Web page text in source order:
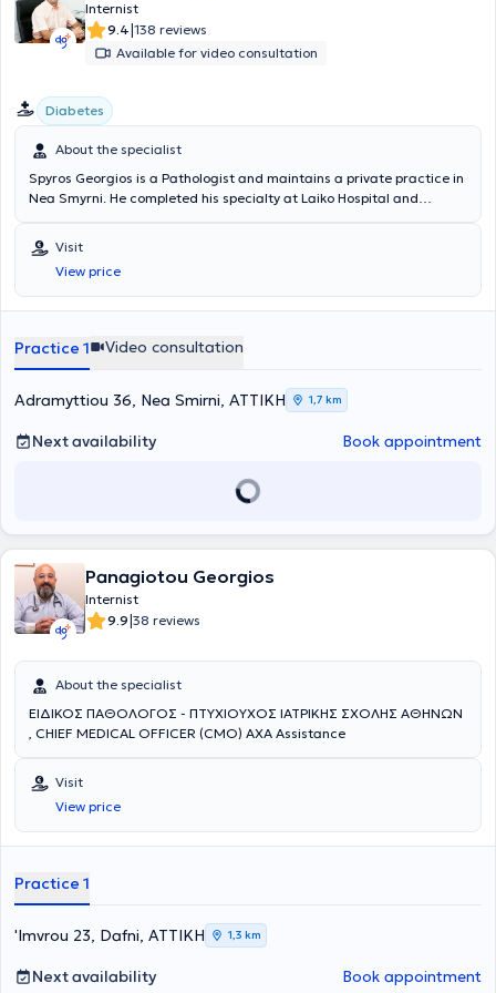
Internist
9.4|138 reviews
Available for video consultation
Diabetes
About the specialist
Spyros Georgios is a Pathologist and maintains a private practice in
Nea Smyrni. He completed his specialty at Laiko Hospital and
the Diabetes Clinic of the First Medical Clinic of the University of
Athens.
Visit
View price
Practice 1 Video consultation
Adramyttiou 36, Nea Smirni, ΑΤΤΙΚΗ 1,7 km
Next availability Book appointment
Panagiotou Georgios
Internist
9.9|38 reviews
About the specialist
ΕΙΔΙΚΟΣ ΠΑΘΟΛΟΓΟΣ - ΠΤΥΧΙΟΥΧΟΣ ΙΑΤΡΙΚΗΣ ΣΧΟΛΗΣ ΑΘΗΝΩΝ
, CHIEF MEDICAL OFFICER (CMO) AXA Assistance
Visit
View price
Practice 1
'Imvrou 23, Dafni, ΑΤΤΙΚΗ 1,3 km
Next availability Book appointment